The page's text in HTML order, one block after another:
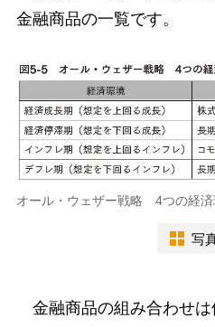
金融商品の一覧です。
オール・ウェザー戦略 4つの経済
写
金融商品の組み合わせは